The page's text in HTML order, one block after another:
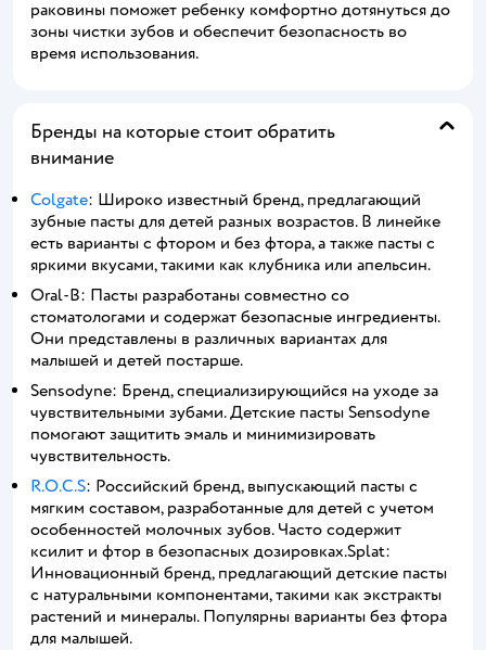
раковины поможет ребенку комфортно дотянуться до
зоны чистки зубов и обеспечит безопасность во
время использования.
Бренды на которые стоит обратить
внимание
Colgate: Широко известный бренд, предлагающий
зубные пасты для детей разных возрастов. В линейке
есть варианты с фтором и без фтора, а также пасты с
яркими вкусами, такими как клубника или апельсин.
Oral-B: Пасты разработаны совместно со
стоматологами и содержат безопасные ингредиенты.
Они представлены в различных вариантах для
малышей и детей постарше.
Sensodyne: Бренд, специализирующийся на уходе за
чувствительными зубами. Детские пасты Sensodyne
помогают защитить эмаль и минимизировать
чувствительность.
R.O.C.S: Российский бренд, выпускающий пасты с
мягким составом, разработанные для детей с учетом
особенностей молочных зубов. Часто содержит
ксилит и фтор в безопасных дозировках.Splat:
Инновационный бренд, предлагающий детские пасты
с натуральными компонентами, такими как экстракты
растений и минералы. Популярны варианты без фтора
для малышей.